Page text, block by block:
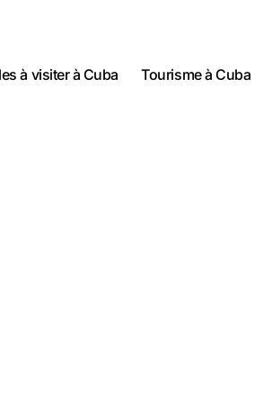
à visiter à Cuba
Tourisme à Cuba